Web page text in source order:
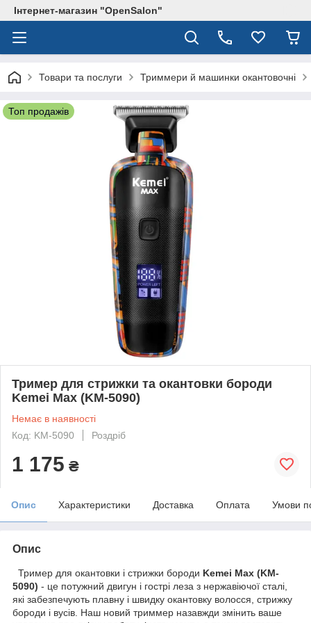
Інтернет-магазин "OpenSalon"
Товари та послуги Триммери й машинки окантовочні
Топ продажів
Тример для стрижки та окантовки бороди
Kemei Max (KM-5090)
Немає в наявності
Код: KM-5090
Роздріб
1 175 ₴
Опис Характеристики Доставка Оплата Умови
Опис
Тример для окантовки і стрижки бороди Kemei Max (KM-
5090) - це потужний двигун і гострі леза з нержавіючої сталі,
які забезпечують плавну і швидку окантовку волосся, стрижку
бороди і вусів. Наш новий триммер назавжди змінить ваше